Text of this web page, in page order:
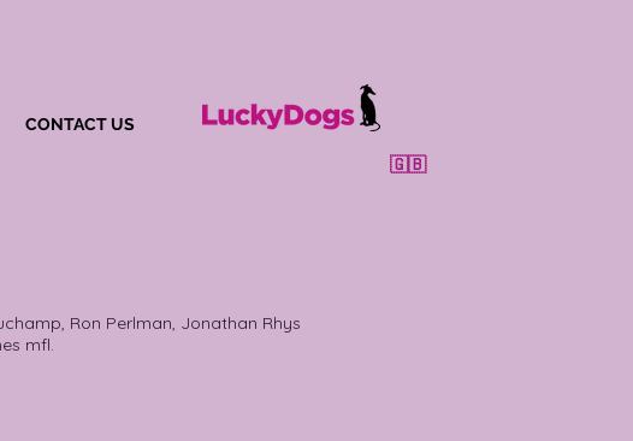
CONTACT US
🇬🇧
Ron Perlman, Jonathan Rhys
mfl.